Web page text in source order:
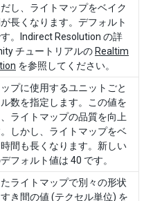
し、ライトマップをベイク
長くなります。デフォルト
。Indirect Resolution の詳
チュートリアルの Realtim
を参照してください。
プに使用するユニットごと
数を指定します。この値を
ライトマップの品質を向上
しかし、ライトマップをベ
間も長くなります。新しい
フォルト値は 40 です。
ライトマップで別々の形状
き間の値 (テクセル単位) を